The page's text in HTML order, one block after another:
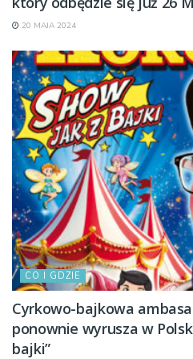
20 MAJA 2024
CO I GDZIE
Cyrkowo-bajkowa
ponownie wyrusza w
bajki”